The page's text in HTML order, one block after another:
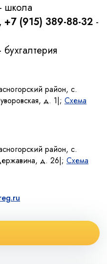
- школа
(915) 389-88-32 -
бухгалтерия
район, с.
д. 1|; Схема
район, с.
д. 26|; Схема